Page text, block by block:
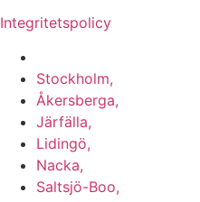
Integritetspolicy
Stockholm,
Åkersberga,
Järfälla,
Lidingö,
Nacka,
Saltsjö-Boo,